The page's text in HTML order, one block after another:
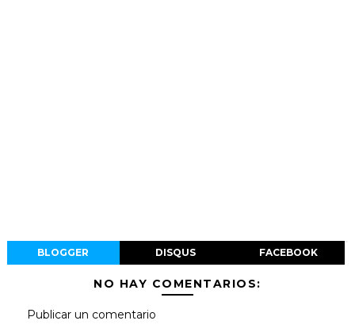
BLOGGER DISQUS FACEBOOK
NO HAY COMENTARIOS:
Publicar un comentario